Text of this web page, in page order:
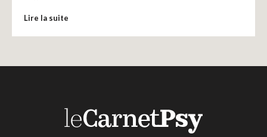
Lire la suite